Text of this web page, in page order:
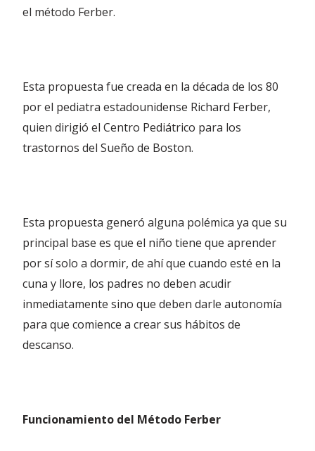
el método Ferber.
Esta propuesta fue creada en la década de los 80
por el pediatra estadounidense Richard Ferber,
quien dirigió el Centro Pediátrico para los
trastornos del Sueño de Boston.
Esta propuesta generó alguna polémica ya que su
principal base es que el niño tiene que aprender
por sí solo a dormir, de ahí que cuando esté en la
cuna y llore, los padres no deben acudir
inmediatamente sino que deben darle autonomía
para que comience a crear sus hábitos de
descanso.
Funcionamiento del Método Ferber